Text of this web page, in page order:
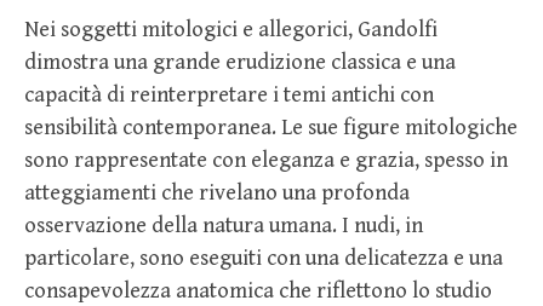
Nei soggetti mitologici e allegorici, Gandolfi
dimostra una grande erudizione classica e una
capacità di reinterpretare i temi antichi con
sensibilità contemporanea. Le sue figure mitologiche
sono rappresentate con eleganza e grazia, spesso in
atteggiamenti che rivelano una profonda
osservazione della natura umana. I nudi, in
particolare, sono eseguiti con una delicatezza e una
consapevolezza anatomica che riflettono lo studio